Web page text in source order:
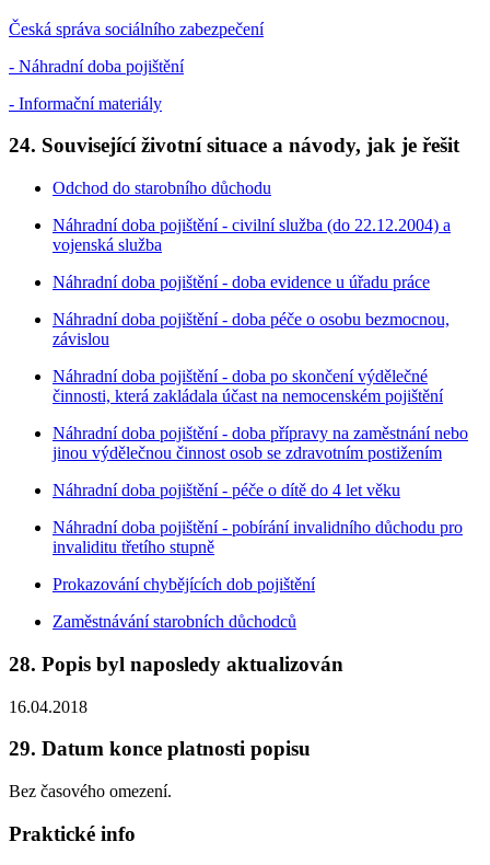
Česká správa sociálního zabezpečení
- Náhradní doba pojištění
- Informační materiály
24. Související životní situace a návody, jak je řešit
Odchod do starobního důchodu
Náhradní doba pojištění - civilní služba (do 22.12.2004) a
vojenská služba
Náhradní doba pojištění - doba evidence u úřadu práce
Náhradní doba pojištění - doba péče o osobu bezmocnou,
závislou
Náhradní doba pojištění - doba po skončení výdělečné
činnosti, která zakládala účast na nemocenském pojištění
Náhradní doba pojištění - doba přípravy na zaměstnání nebo
jinou výdělečnou činnost osob se zdravotním postižením
Náhradní doba pojištění - péče o dítě do 4 let věku
Náhradní doba pojištění - pobírání invalidního důchodu pro
invaliditu třetího stupně
Prokazování chybějících dob pojištění
Zaměstnávání starobních důchodců
28. Popis byl naposledy aktualizován
16.04.2018
29. Datum konce platnosti popisu
Bez časového omezení.
Praktické info